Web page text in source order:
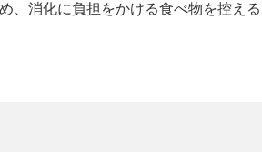
、消化に負担をかける食べ物を控える